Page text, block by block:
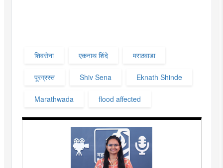
शिवसेना एकनाथ शिंदे मराठवाडा
पूरग्रस्त Shiv Sena Eknath Shinde
Marathwada flood affected